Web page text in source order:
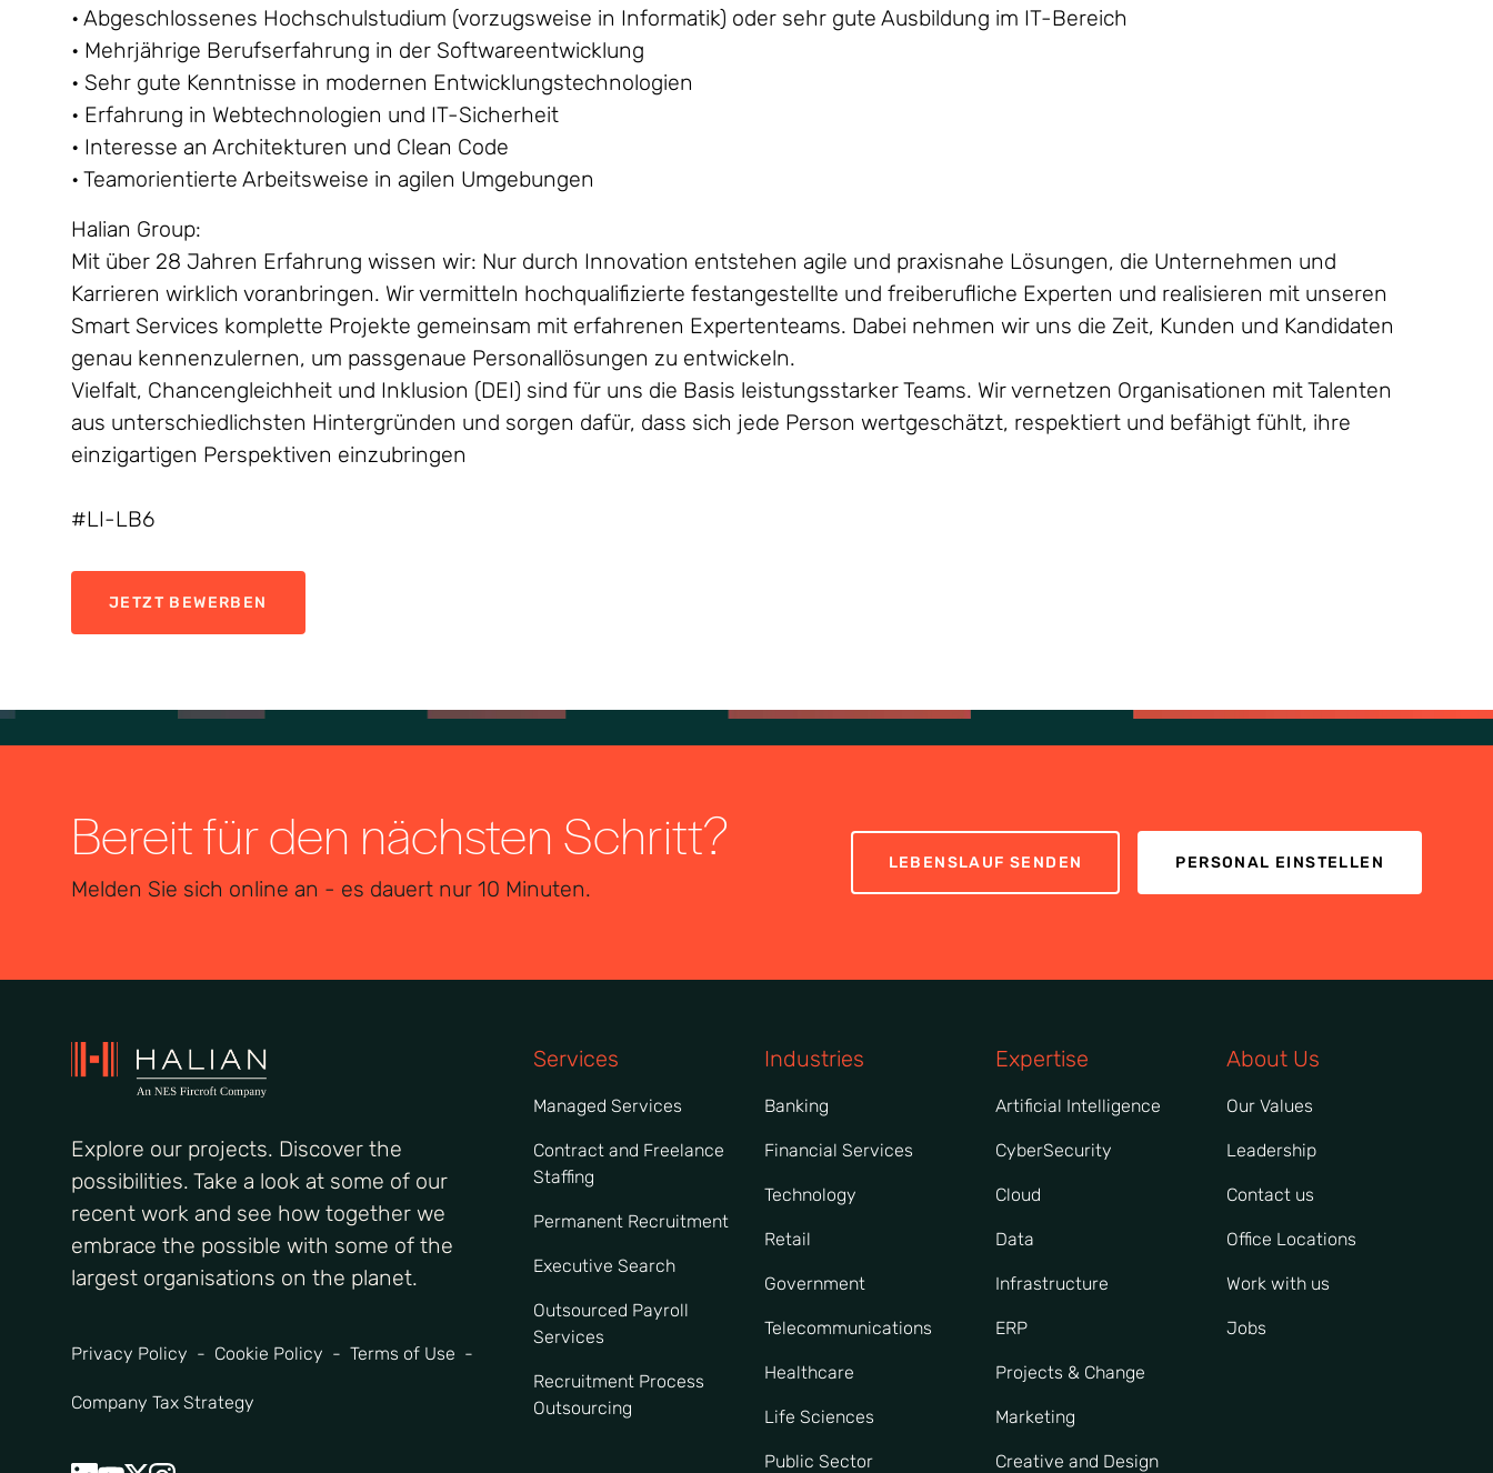
• Abgeschlossenes Hochschulstudium (vorzugsweise in Informatik) oder sehr gute Ausbildung im IT-Bereich
• Mehrjährige Berufserfahrung in der Softwareentwicklung
• Sehr gute Kenntnisse in modernen Entwicklungstechnologien
• Erfahrung in Webtechnologien und IT-Sicherheit
• Interesse an Architekturen und Clean Code
• Teamorientierte Arbeitsweise in agilen Umgebungen
Halian Group:
Mit über 28 Jahren Erfahrung wissen wir: Nur durch Innovation entstehen agile und praxisnahe Lösungen, die Unternehmen und
Karrieren wirklich voranbringen. Wir vermitteln hochqualifizierte festangestellte und freiberufliche Experten und realisieren mit unseren
Smart Services komplette Projekte gemeinsam mit erfahrenen Expertenteams. Dabei nehmen wir uns die Zeit, Kunden und Kandidaten
genau kennenzulernen, um passgenaue Personallösungen zu entwickeln.
Vielfalt, Chancengleichheit und Inklusion (DEI) sind für uns die Basis leistungsstarker Teams. Wir vernetzen Organisationen mit Talenten
aus unterschiedlichsten Hintergründen und sorgen dafür, dass sich jede Person wertgeschätzt, respektiert und befähigt fühlt, ihre
einzigartigen Perspektiven einzubringen
#LI-LB6
JETZT BEWERBEN
Bereit für den nächsten Schritt?
Melden Sie sich online an - es dauert nur 10 Minuten.
LEBENSLAUF SENDEN PERSONAL EINSTELLEN
Explore our projects. Discover the
possibilities. Take a look at some of our
recent work and see how together we
embrace the possible with some of the
largest organisations on the planet.
Privacy Policy Cookie Policy Terms of Use
Company Tax Strategy
Services
Managed Services
Contract and Freelance
Staffing
Permanent Recruitment
Executive Search
Outsourced Payroll
Services
Recruitment Process
Outsourcing
Industries
Banking
Financial Services
Technology
Retail
Government
Telecommunications
Healthcare
Life Sciences
Public Sector
Expertise
Artificial Intelligence
CyberSecurity
Cloud
Data
Infrastructure
ERP
Projects & Change
Marketing
Creative and Design
About Us
Our Values
Leadership
Contact us
Office Locations
Work with us
Jobs